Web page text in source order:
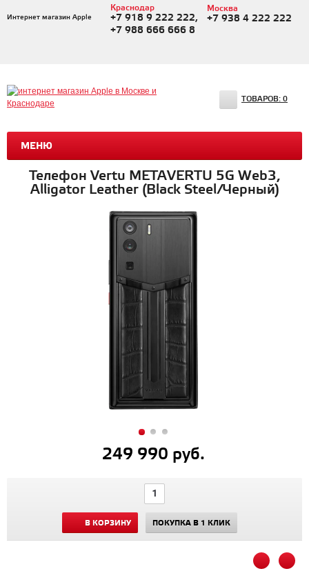
Интернет магазин Apple
Краснодар
+7 918 9 222 222,
+7 988 666 666 8
Москва
+7 938 4 222 222
МЕНЮ
ТОВАРОВ: 0
Телефон Vertu METAVERTU 5G Web3,
Alligator Leather (Black Steel/Черный)
249 990 руб.
В КОРЗИНУ ПОКУПКА В 1 КЛИК